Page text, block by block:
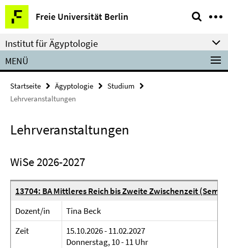
Springe
direkt
zu
Inhalt
Freie Universität Berlin
Service-
Navigation
Institut für Ägyptologie
MENÜ
Startseite Ägyptologie
Studium
Lehrveranstaltungen
Lehrveranstaltungen
WiSe 2026-2027
13704: BA Mittleres Reich bis Zweite Zwischenzeit
Dozent/in
Tina Beck
Zeit
15.10.2026 - 11.02.2027
Donnerstag, 10 - 11 Uhr